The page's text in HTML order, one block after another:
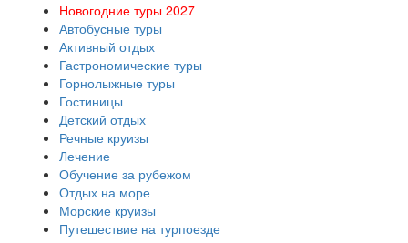
Новогодние туры 2027
Автобусные туры
Активный отдых
Гастрономические туры
Горнолыжные туры
Гостиницы
Детский отдых
Речные круизы
Лечение
Обучение за рубежом
Отдых на море
Морские круизы
Путешествие на турпоезде